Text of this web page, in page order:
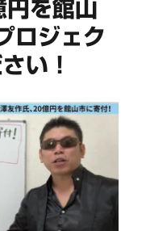
を館山
ロジェク
い！